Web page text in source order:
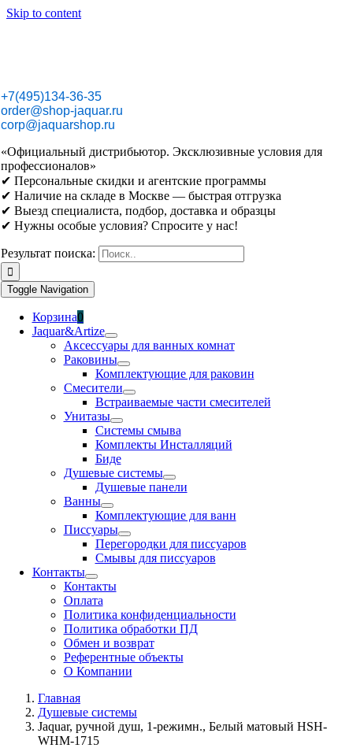
Skip to content
+7(495)134-36-35
order@shop-jaquar.ru
corp@jaquarshop.ru
«Официальный дистрибьютор. Эксклюзивные условия для
профессионалов»
✔ Персональные скидки и агентские программы
✔ Наличие на складе в Москве — быстрая отгрузка
✔ Выезд специалиста, подбор, доставка и образцы
✔ Нужны особые условия? Спросите у нас!
Результат поиска:
Toggle Navigation
Корзина0
Jaquar&Artize
Аксессуары для ванных комнат
Раковины
Комплектующие для раковин
Смесители
Встраиваемые части смесителей
Унитазы
Системы смыва
Комплекты Инсталляций
Биде
Душевые системы
Душевые панели
Ванны
Комплектующие для ванн
Писсуары
Перегородки для писсуаров
Смывы для писсуаров
Контакты
Контакты
Оплата
Политика конфиденциальности
Политика обработки ПД
Обмен и возврат
Референтные объекты
О Компании
Главная
Душевые системы
Jaquar, ручной душ, 1-режимн., Белый матовый HSH-
WHM-1715